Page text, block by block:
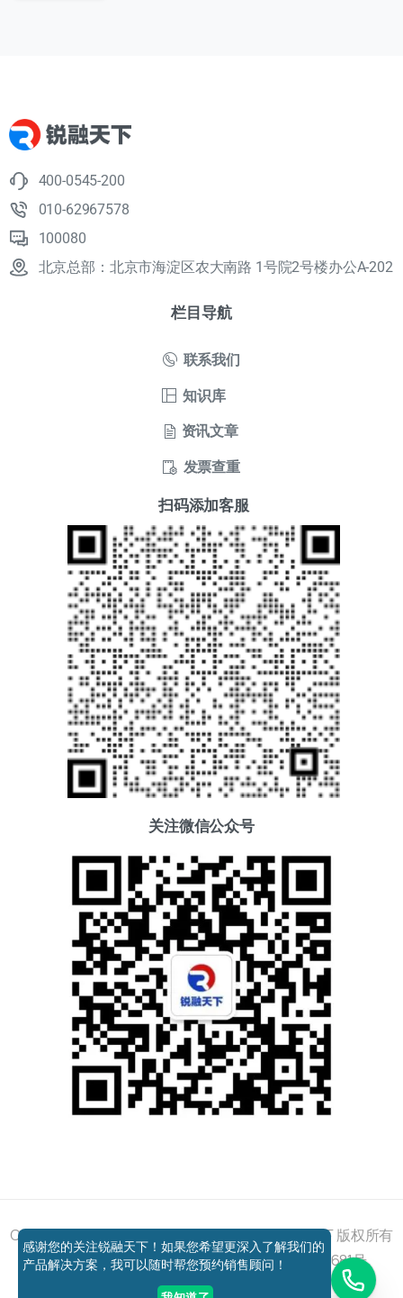
400-0545-200
010-62967578
100080
北京总部：北京市海淀区农大南路 1号院2号楼办公A-202
栏目导航
联系我们
知识库
资讯文章
发票查重
扫码添加客服
关注微信公众号
Copyright © 2011 - 2026 All right reserved 锐融天下 版权所有
京ICP备12037648号-1 京公网安备11010802027681号
添加好友
电话咨询
感谢您的关注锐融天下！如果您希望更深入了解我们的
产品解决方案，我可以随时帮您预约销售顾问！